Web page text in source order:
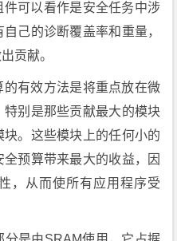
可以看作是安全任务中涉
己的诊断覆盖率和重量，
贡献。
有效方法是将重点放在微
别是那些贡献最大的模块
。这些模块上的任何小的
预算带来最大的收益，因
，从而使所有应用程序受